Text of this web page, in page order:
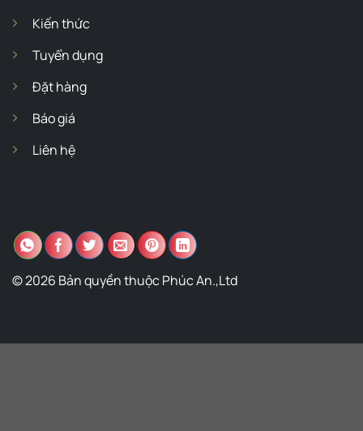
Kiến thức
Tuyển dụng
Đặt hàng
Báo giá
Liên hệ
© 2026 Bản quyền thuộc Phúc An.,Ltd